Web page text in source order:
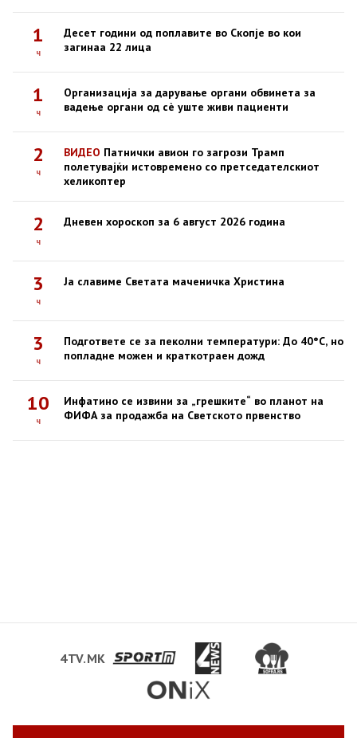
1
ч
Десет години од поплавите во Скопје во кои
загинаа 22 лица
1
ч
Организација за дарување органи обвинета за
вадење органи од сè уште живи пациенти
2
ч
ВИДЕО Патнички авион го загрози Трамп
полетувајќи истовремено со претседателскиот
хеликоптер
2
ч
Дневен хороскоп за 6 август 2026 година
3
ч
Ја славиме Светата маченичка Христина
3
ч
Подгответе се за пеколни температури: До 40°C, но
попладне можен и краткотраен дожд
10
ч
Инфатино се извини за „грешките“ во планот на
ФИФА за продажба на Светското првенство
4TV.MK